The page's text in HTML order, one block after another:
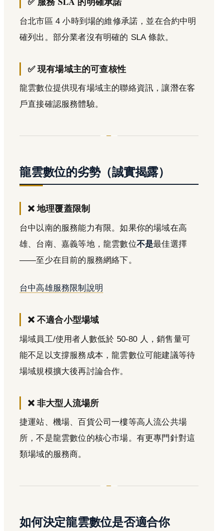
台北市區 4 小時到場的維修承諾，並在合約中明
確列出。部分業者沒有明確的 SLA 條款。
✅ 現有場域主的可查核性
龍雲數位提供現有場域主的聯絡資訊，讓潛在客
戶直接確認服務體驗。
龍雲數位的劣勢（誠實揭露）
❌ 地理覆蓋限制
台中以南的服務能力有限。如果你的場域在高
雄、台南、嘉義等地，龍雲數位不是最佳選擇
——至少在目前的服務網絡下。
台中高雄服務限制說明
❌ 不適合小型場域
場域員工/使用者人數低於 50-80 人，銷售量可
能不足以支撐服務成本，龍雲數位可能建議等待
場域規模擴大後再討論合作。
❌ 非大型人流場所
捷運站、機場、百貨公司一樓等高人流公共場
所，不是龍雲數位的核心市場。有更專門針對這
類場域的服務商。
如何決定龍雲數位是否適合你